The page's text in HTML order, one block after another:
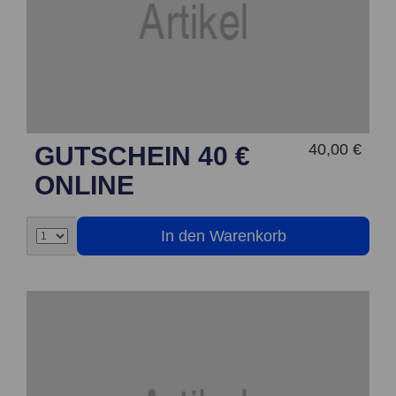
40,00 €
GUTSCHEIN 40 €
ONLINE